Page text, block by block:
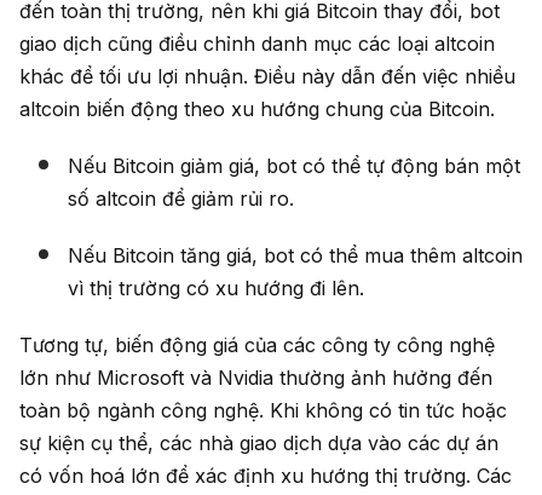
đến toàn thị trường, nên khi giá Bitcoin thay đổi, bot
giao dịch cũng điều chỉnh danh mục các loại altcoin
khác để tối ưu lợi nhuận. Điều này dẫn đến việc nhiều
altcoin biến động theo xu hướng chung của Bitcoin.
Nếu Bitcoin giảm giá, bot có thể tự động bán một
số altcoin để giảm rủi ro.
Nếu Bitcoin tăng giá, bot có thể mua thêm altcoin
vì thị trường có xu hướng đi lên.
Tương tự, biến động giá của các công ty công nghệ
lớn như Microsoft và Nvidia thường ảnh hưởng đến
toàn bộ ngành công nghệ. Khi không có tin tức hoặc
sự kiện cụ thể, các nhà giao dịch dựa vào các dự án
có vốn hoá lớn để xác định xu hướng thị trường. Các